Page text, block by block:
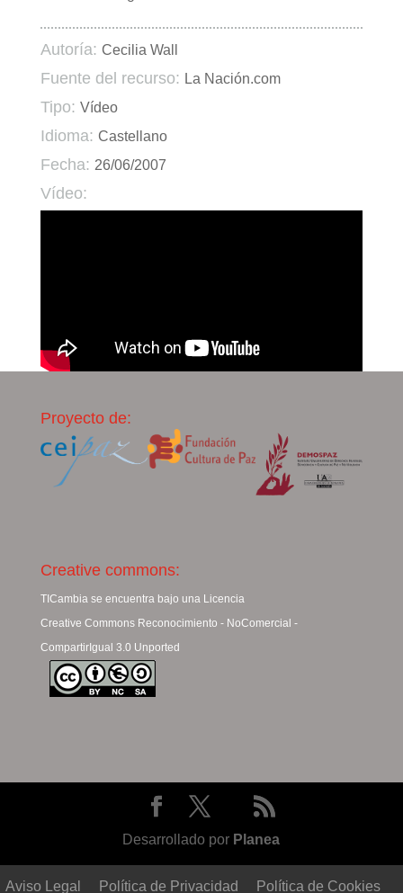
Autoría: Cecilia Wall
Fuente del recurso: La Nación.com
Tipo: Vídeo
Idioma: Castellano
Fecha: 26/06/2007
Vídeo:
Proyecto de:
Creative commons:
TICambia se encuentra bajo una Licencia
Creative Commons Reconocimiento - NoComercial -
CompartirIgual 3.0 Unported
Desarrollado por Planea
Aviso Legal Política de Privacidad Política de Cookies